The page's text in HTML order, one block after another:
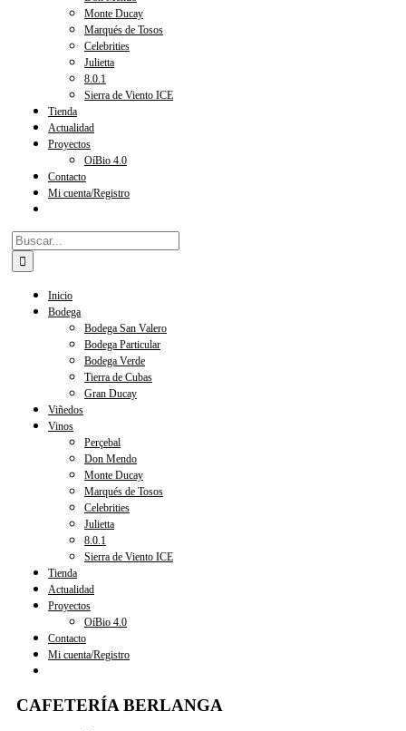
Monte Ducay
Marqués de Tosos
Celebrities
Julietta
8.0.1
Sierra de Viento ICE
Tienda
Actualidad
Proyectos
OíBio 4.0
Contacto
Mi cuenta/Registro
Buscar:
Inicio
Bodega
Bodega San Valero
Bodega Particular
Bodega Verde
Tierra de Cubas
Gran Ducay
Viñedos
Vinos
Perçebal
Don Mendo
Monte Ducay
Marqués de Tosos
Celebrities
Julietta
8.0.1
Sierra de Viento ICE
Tienda
Actualidad
Proyectos
OíBio 4.0
Contacto
Mi cuenta/Registro
CAFETERÍA BERLANGA